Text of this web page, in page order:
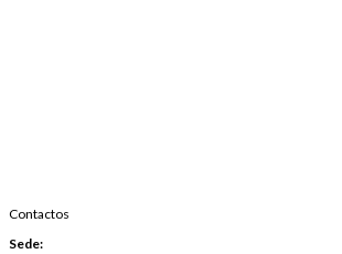
Contactos
Sede: